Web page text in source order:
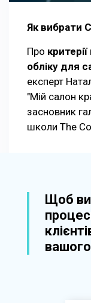
Як вибрати
Про
обліку для
експерт
"Мій салон
засновник
школи The
Щоб